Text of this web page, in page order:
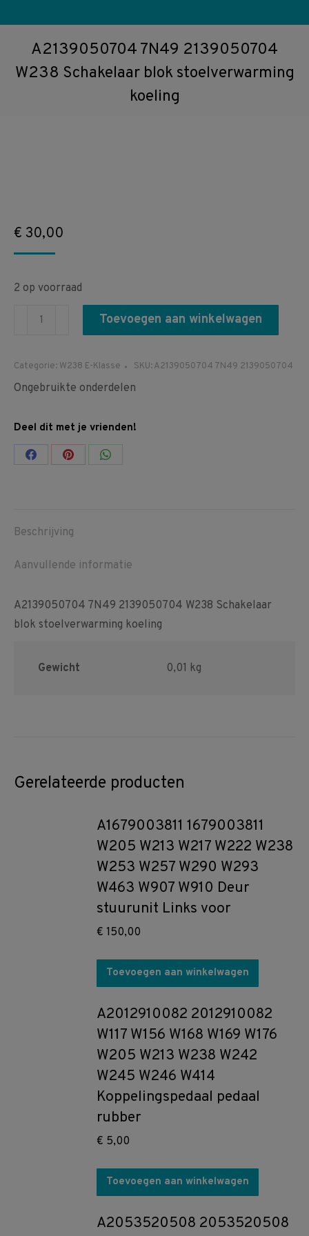
A2139050704 7N49 2139050704
W238 Schakelaar blok stoelverwarming
koeling
€ 30,00
2 op voorraad
A2139050704
W238
Schakelaar
stoelverwarming
koeling
aantal
Toevoegen aan winkelwagen
Categorie: W238 E-Klasse SKU:A2139050704 7N49 2139050704
Ongebruikte onderdelen
Deel dit met je vrienden!
Share Share Share
Beschrijving
Aanvullende informatie
A2139050704 7N49 2139050704 W238 Schakelaar
blok stoelverwarming koeling
Gewicht 0,01 kg
Gerelateerde producten
A1679003811 1679003811
W205 W213 W217 W222 W238
W253 W257 W290 W293
W463 W907 W910 Deur
stuurunit Links voor
€ 150,00
Toevoegen aan winkelwagen
A2012910082 2012910082
W117 W156 W168 W169 W176
W205 W213 W238 W242
W245 W246 W414
Koppelingspedaal pedaal
rubber
€ 5,00
Toevoegen aan winkelwagen
A2053520508 2053520508